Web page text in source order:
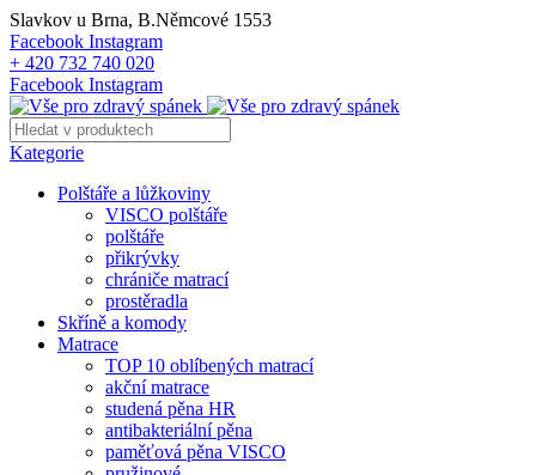
Slavkov u Brna, B.Němcové 1553
Facebook Instagram
+ 420 732 740 020
Facebook Instagram
Kategorie
Polštáře a lůžkoviny
VISCO polštáře
polštáře
přikrývky
chrániče matrací
prostěradla
Skříně a komody
Matrace
TOP 10 oblíbených matrací
akční matrace
studená pěna HR
antibakteriální pěna
paměťová pěna VISCO